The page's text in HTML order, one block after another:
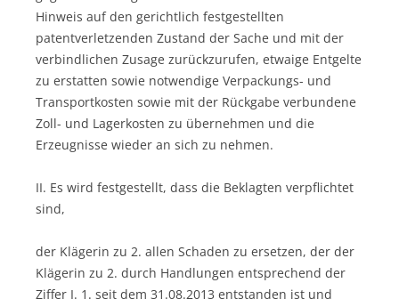
Hinweis auf den gerichtlich festgestellten
patentverletzenden Zustand der Sache und mit der
verbindlichen Zusage zurückzurufen, etwaige Entgelte
zu erstatten sowie notwendige Verpackungs- und
Transportkosten sowie mit der Rückgabe verbundene
Zoll- und Lagerkosten zu übernehmen und die
Erzeugnisse wieder an sich zu nehmen.
II. Es wird festgestellt, dass die Beklagten verpflichtet
sind,
der Klägerin zu 2. allen Schaden zu ersetzen, der der
Klägerin zu 2. durch Handlungen entsprechend der
Ziffer I. 1. seit dem 31.08.2013 entstanden ist und